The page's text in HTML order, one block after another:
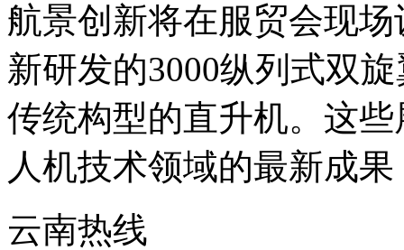
航景创新将在服贸会现
新研发的3000纵列式双
传统构型的直升机。这
人机技术领域的最新成
云南热线